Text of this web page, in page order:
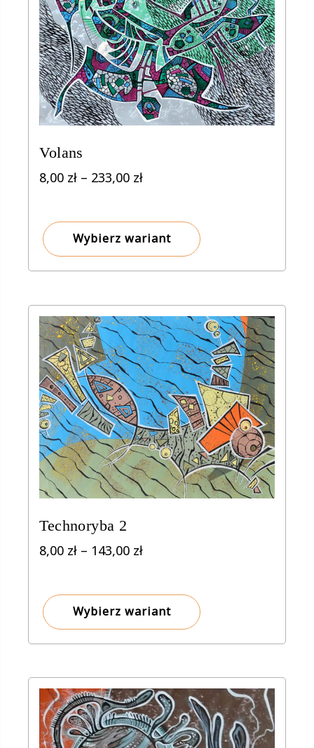
Volans
8,00 zł – 233,00 złZakres
8,00 zł
do
Wybierz wariant
Technoryba 2
8,00 zł – 143,00 złZakres
do
Wybierz wariant